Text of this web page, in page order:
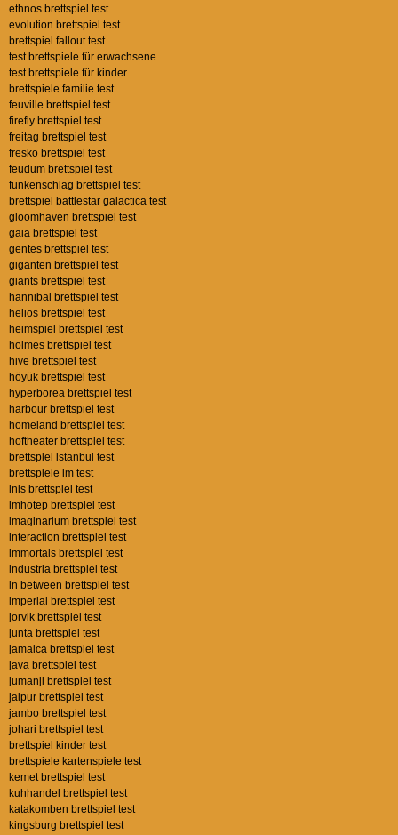
ethnos brettspiel test
evolution brettspiel test
brettspiel fallout test
test brettspiele für erwachsene
test brettspiele für kinder
brettspiele familie test
feuville brettspiel test
firefly brettspiel test
freitag brettspiel test
fresko brettspiel test
feudum brettspiel test
funkenschlag brettspiel test
brettspiel battlestar galactica test
gloomhaven brettspiel test
gaia brettspiel test
gentes brettspiel test
giganten brettspiel test
giants brettspiel test
hannibal brettspiel test
helios brettspiel test
heimspiel brettspiel test
holmes brettspiel test
hive brettspiel test
höyük brettspiel test
hyperborea brettspiel test
harbour brettspiel test
homeland brettspiel test
hoftheater brettspiel test
brettspiel istanbul test
brettspiele im test
inis brettspiel test
imhotep brettspiel test
imaginarium brettspiel test
interaction brettspiel test
immortals brettspiel test
industria brettspiel test
in between brettspiel test
imperial brettspiel test
jorvik brettspiel test
junta brettspiel test
jamaica brettspiel test
java brettspiel test
jumanji brettspiel test
jaipur brettspiel test
jambo brettspiel test
johari brettspiel test
brettspiel kinder test
brettspiele kartenspiele test
kemet brettspiel test
kuhhandel brettspiel test
katakomben brettspiel test
kingsburg brettspiel test